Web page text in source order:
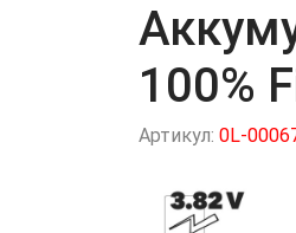
100%
Артикул: 0L-